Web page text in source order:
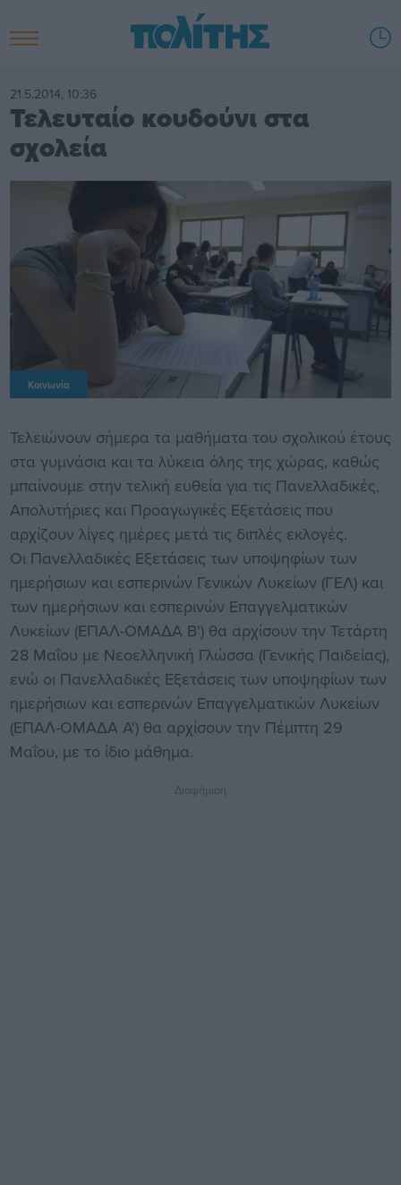
21.5.2014, 10:36
Τελευταίο κουδούνι στα
σχολεία
Κοινωνία
Τελειώνουν σήμερα τα μαθήματα του σχολικού έτους
στα γυμνάσια και τα λύκεια όλης της χώρας, καθώς
μπαίνουμε στην τελική ευθεία για τις Πανελλαδικές,
Απολυτήριες και Προαγωγικές Εξετάσεις που
αρχίζουν λίγες ημέρες μετά τις διπλές εκλογές.
Οι Πανελλαδικές Εξετάσεις των υποψηφίων των
ημερήσιων και εσπερινών Γενικών Λυκείων (ΓΕΛ) και
των ημερήσιων και εσπερινών Επαγγελματικών
Λυκείων (ΕΠΑΛ-ΟΜΑΔΑ Β') θα αρχίσουν την Τετάρτη
28 Μαΐου με Νεοελληνική Γλώσσα (Γενικής Παιδείας),
ενώ οι Πανελλαδικές Εξετάσεις των υποψηφίων των
ημερήσιων και εσπερινών Επαγγελματικών Λυκείων
(ΕΠΑΛ-ΟΜΑΔΑ Α') θα αρχίσουν την Πέμπτη 29
Μαΐου, με το ίδιο μάθημα.
Διαφήμιση